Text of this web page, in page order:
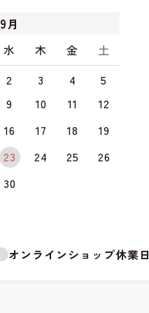
9月
水 木 金
土
2 3 4
5
9 10 11
12
16 17 18
19
23 24 25
26
30
オンラインショップ休業日